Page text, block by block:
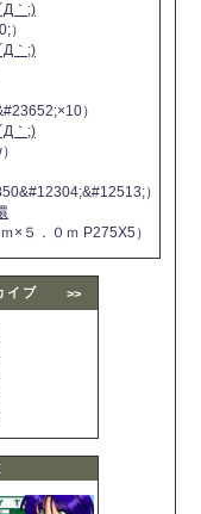
｀;)
）
｀;)
）
｀;)
）
×５．０ｍ P275X5）
イブ >>